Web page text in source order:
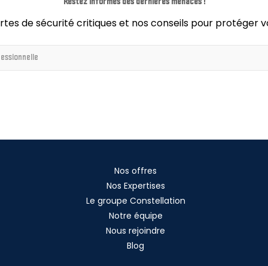
Restez informés des dernières menaces !
de sécurité critiques et nos conseils pour protéger
Nos offres
Nos Expertises
Le groupe Constellation
Notre équipe
Nous rejoindre
Blog